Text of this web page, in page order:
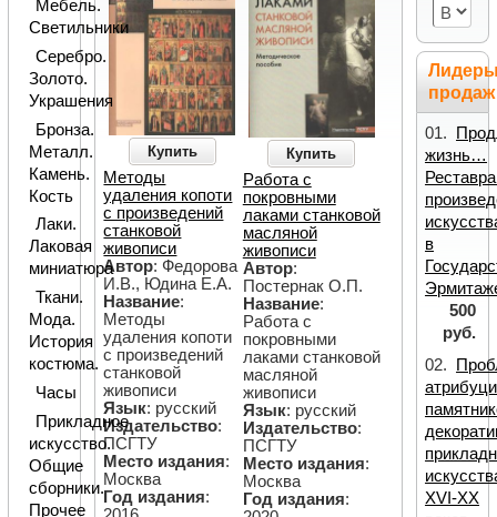
Купить
Методы
удаления копоти
с произведений
станковой
живописи
Автор: Федорова
И.В., Юдина Е.А.
Название:
Методы
удаления копоти
с произведений
станковой
живописи
Язык: русский
Издательство:
ПСГТУ
Место издания:
Москва
Год издания:
Купить
Работа с
покровными
лаками станковой
масляной
живописи
Автор:
Постернак О.П.
Название:
Работа с
покровными
лаками станковой
масляной
живописи
Язык: русский
Издательство:
ПСГТУ
Место издания:
Москва
Год издания:
Мебель.
Светильники
Серебро.
Золото.
Украшения
Бронза.
Металл.
Камень.
Кость
Лаки.
Лаковая
миниатюра
Ткани.
Мода.
История
костюма.
Часы
Прикладное
искусство.
Общие
сборники.
Прочее
продаж
01.
жизнь…
в
500
руб.
02.
XVI-XX